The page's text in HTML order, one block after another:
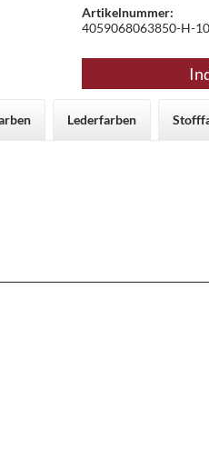
Artikelnummer:
4059068063850-H-
Lederfarben